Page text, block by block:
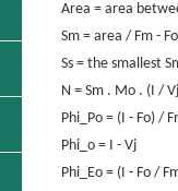
Area = area
Sm = area / Fm -
Ss = the smallest
N = Sm . Mo . (I /
Phi_Po = (I - Fo) /
Phi_o = I - Vj
Phi_Eo = (I - Fo /